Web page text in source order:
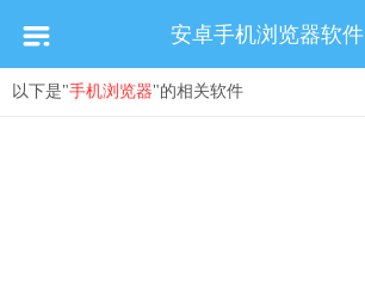
安卓手机浏览器软件
以下是"手机浏览器"的相关软件